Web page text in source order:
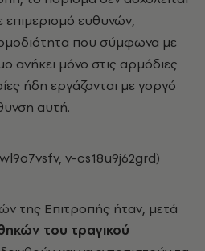
επιμερισμό ευθυνών,
που σύμφωνα με
ανήκει μόνο στις αρμόδιες
ήδη εργάζονται με γοργό
αυτή.
v-cs18u9j62grd)
της Επιτροπής ήταν, μετά
του τραγικού